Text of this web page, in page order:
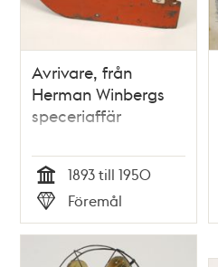
teman
Avrivare, från
Herman Winbergs
speceriaffär
Tid
1893 till 1950
Typ
Föremål